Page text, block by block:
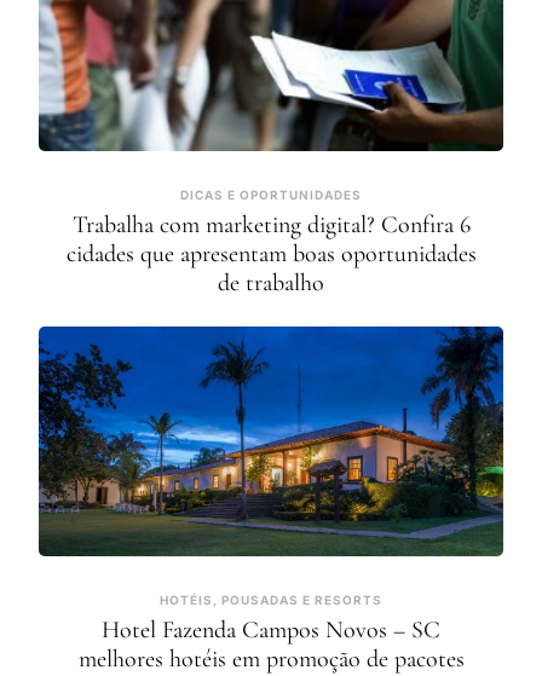
DICAS E OPORTUNIDADES
Trabalha com marketing digital? Confira 6
cidades que apresentam boas oportunidades
de trabalho
HOTÉIS, POUSADAS E RESORTS
Hotel Fazenda Campos Novos – SC
melhores hotéis em promoção de pacotes